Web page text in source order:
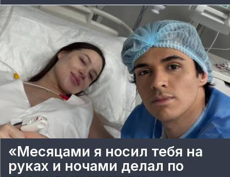
«Месяцами я носил тебя на
руках и ночами делал по